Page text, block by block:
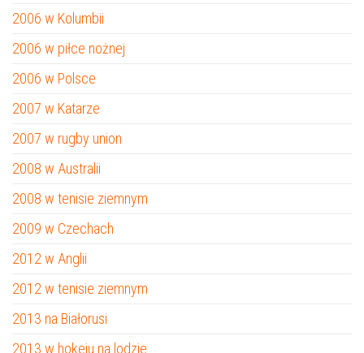
2006 w Kolumbii
2006 w piłce nożnej
2006 w Polsce
2007 w Katarze
2007 w rugby union
2008 w Australii
2008 w tenisie ziemnym
2009 w Czechach
2012 w Anglii
2012 w tenisie ziemnym
2013 na Białorusi
2013 w hokeju na lodzie